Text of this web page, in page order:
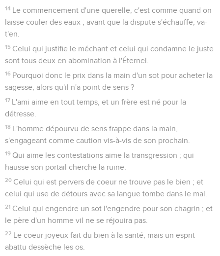
14 Le commencement d'une querelle, c'est comme quand on
laisse couler des eaux ; avant que la dispute s'échauffe, va-
t'en.
15 Celui qui justifie le méchant et celui qui condamne le juste
sont tous deux en abomination à l'Éternel.
16 Pourquoi donc le prix dans la main d'un sot pour acheter la
sagesse, alors qu'il n'a point de sens ?
17 L'ami aime en tout temps, et un frère est né pour la
détresse.
18 L'homme dépourvu de sens frappe dans la main,
s'engageant comme caution vis-à-vis de son prochain.
19 Qui aime les contestations aime la transgression ; qui
hausse son portail cherche la ruine.
20 Celui qui est pervers de coeur ne trouve pas le bien ; et
celui qui use de détours avec sa langue tombe dans le mal.
21 Celui qui engendre un sot l'engendre pour son chagrin ; et
le père d'un homme vil ne se réjouira pas.
22 Le coeur joyeux fait du bien à la santé, mais un esprit
abattu dessèche les os.